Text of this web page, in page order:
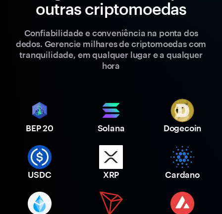
outras criptomoedas
Confiabilidade e conveniência na ponta dos
dedos. Gerencie milhares de criptomoedas com
tranquilidade, em qualquer lugar e a qualquer
hora
BEP 20 Solana Dogecoin
USDC XRP Cardano